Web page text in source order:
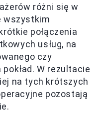
różni się w
wszystkim
połączenia
usług, na
czy
W rezultacie
na tych krótszych
pozostają